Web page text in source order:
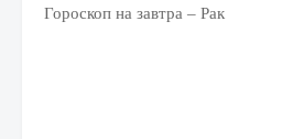
Гороскоп на завтра – Рак